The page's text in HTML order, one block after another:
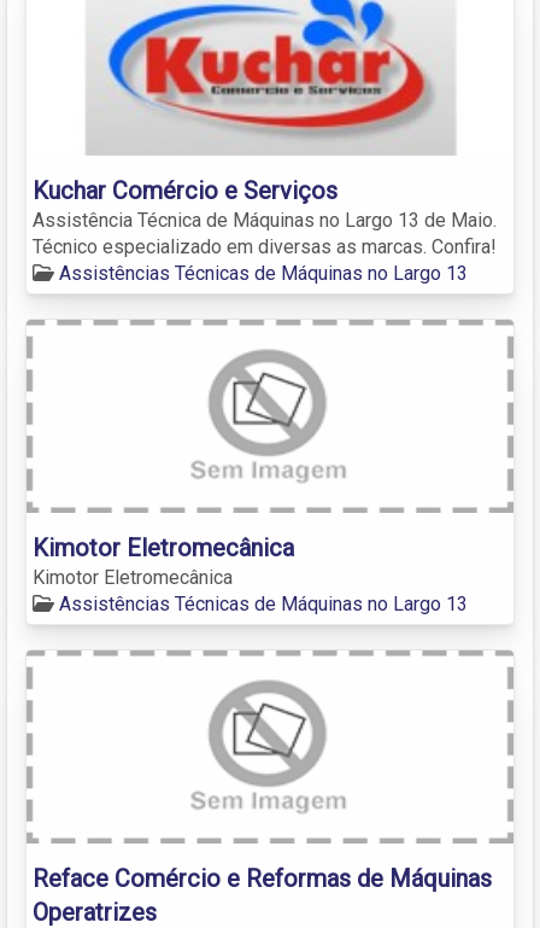
Kuchar Comércio e Serviços
Assistência Técnica de Máquinas no Largo 13 de Maio.
Técnico especializado em diversas as marcas. Confira!
Assistências Técnicas de Máquinas no Largo 13
Kimotor Eletromecânica
Kimotor Eletromecânica
Assistências Técnicas de Máquinas no Largo 13
Reface Comércio e Reformas de Máquinas
Operatrizes